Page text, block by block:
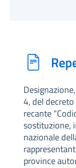
4, del
recante
sostituzione,
nazionale
province